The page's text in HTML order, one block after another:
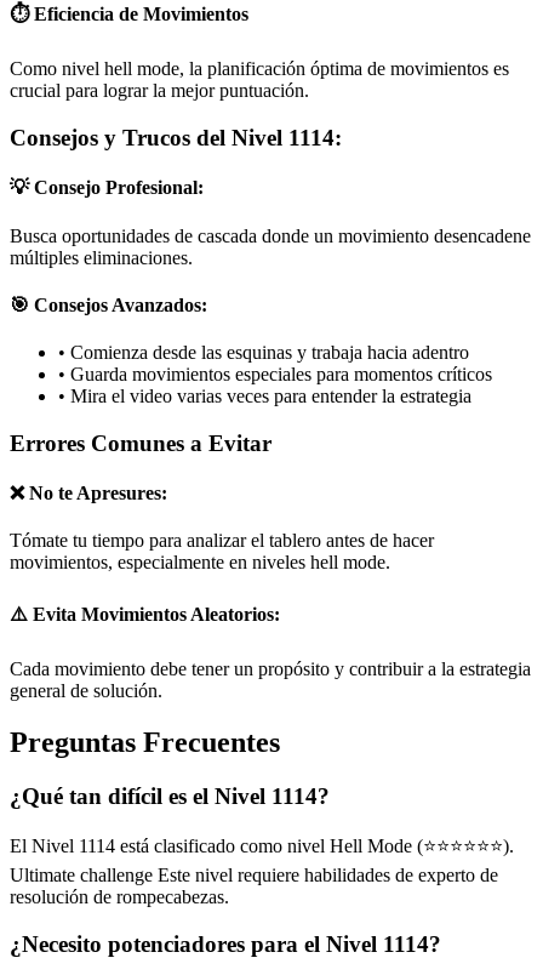
⏱️ Eficiencia de Movimientos
Como nivel hell mode, la planificación óptima de movimientos es
crucial para lograr la mejor puntuación.
Consejos y Trucos del Nivel 1114:
💡 Consejo Profesional:
Busca oportunidades de cascada donde un movimiento desencadene
múltiples eliminaciones.
🎯 Consejos Avanzados:
• Comienza desde las esquinas y trabaja hacia adentro
• Guarda movimientos especiales para momentos críticos
• Mira el video varias veces para entender la estrategia
Errores Comunes a Evitar
❌ No te Apresures:
Tómate tu tiempo para analizar el tablero antes de hacer
movimientos, especialmente en niveles hell mode.
⚠️ Evita Movimientos Aleatorios:
Cada movimiento debe tener un propósito y contribuir a la estrategia
general de solución.
Preguntas Frecuentes
¿Qué tan difícil es el Nivel 1114?
El Nivel 1114 está clasificado como nivel Hell Mode (⭐⭐⭐⭐⭐⭐).
Ultimate challenge Este nivel requiere habilidades de experto de
resolución de rompecabezas.
¿Necesito potenciadores para el Nivel 1114?